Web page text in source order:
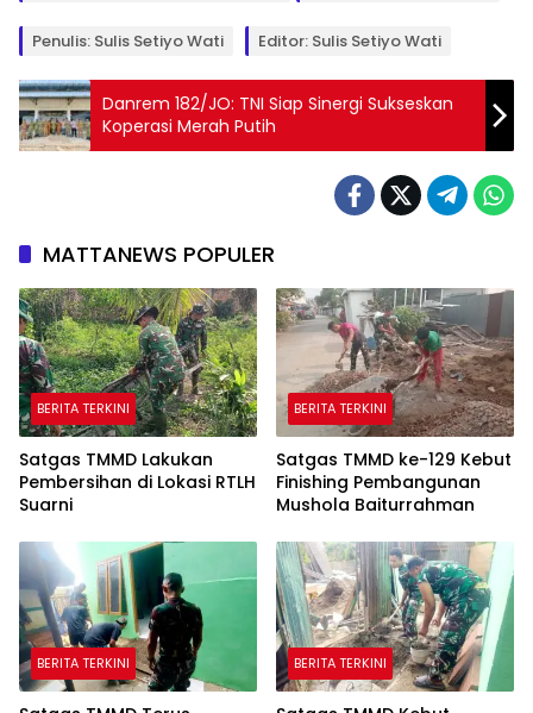
Penulis: Sulis Setiyo Wati Editor: Sulis Setiyo Wati
Danrem 182/JO: TNI Siap Sinergi Sukseskan
Koperasi Merah Putih
MATTANEWS POPULER
BERITA TERKINI
Satgas TMMD Lakukan
Pembersihan di Lokasi RTLH
Suarni
BERITA TERKINI
Satgas TMMD ke-129 Kebut
Finishing Pembangunan
Mushola Baiturrahman
BERITA TERKINI BERITA TERKINI